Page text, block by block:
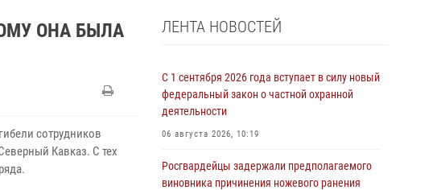
ОНА БЫЛА
сотрудников
Кавказ. С тех
ЛЕНТА НОВОСТЕЙ
С 1 сентября 2026 года вступает в силу новый
федеральный закон о частной охранной
деятельности
06 августа 2026, 10:19
Росгвардейцы задержали предполагаемого
виновника причинения ножевого ранения